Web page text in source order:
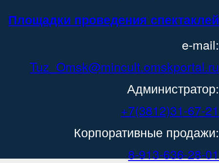
Площадки проведения спектаклей
e-mail:
Tuz_Omsk@mincult.omskportal.ru
Администратор:
+7(3812)31-67-21
Корпоративные продажи:
8-913-636-28-01